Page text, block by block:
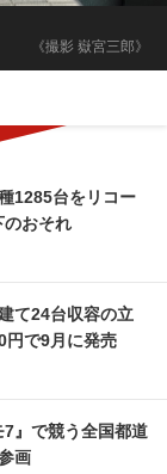
《撮影 嶽宮三郎》
1285台をリコー
のおそれ
て24台収容の立
円で9月に発売
』で競う全国都道
画